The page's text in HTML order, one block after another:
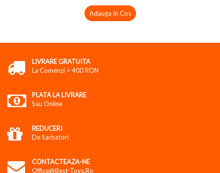
Adauga In Cos
LIVRARE GRATUITA
La Comenzi > 400 RON
PLATA LA LIVRARE
Sau Online
REDUCERI
De Sarbatori
CONTACTEAZA-NE
Office@best-Toys.ro